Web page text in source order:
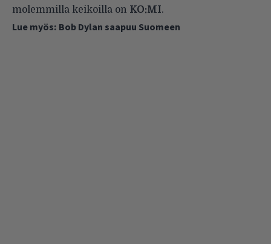
molemmilla keikoilla on KO:MI.
Lue myös: Bob Dylan saapuu Suomeen